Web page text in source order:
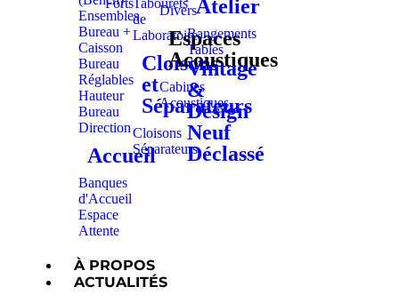
Ensembles
Bureau +
Caisson
Bureau
Réglables
Hauteur
Bureau
Direction
Accueil
Banques
d'Accueil
Espace
Attente
FortsTabourets
de
Laboratoire
Cloisons
et
Séparateurs
Cloisons
Séparateurs
Divers
Espaces
Acoustiques
Cabines
Acoustiques
Atelier
Rangements
Tables
Vintage
&
Design
Neuf
Déclassé
À PROPOS
ACTUALITÉS